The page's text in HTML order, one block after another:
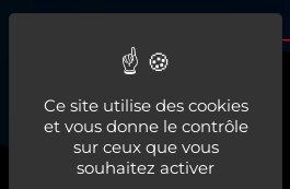
Qui sommes-nous ?
Actualités
Nos services
Ce site utilise des cookies
et vous donne le contrôle
sur ceux que vous
souhaitez activer